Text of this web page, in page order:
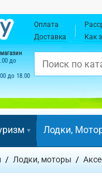
до
до 18.00
Оплата
Доставка
Как
Лодки,
Лодки, моторы